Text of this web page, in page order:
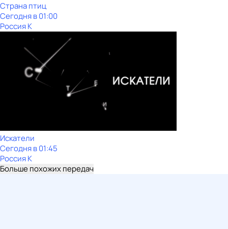
Страна птиц
Сегодня в 01:00
Россия К
Искатели
Сегодня в 01:45
Россия К
Больше похожих передач